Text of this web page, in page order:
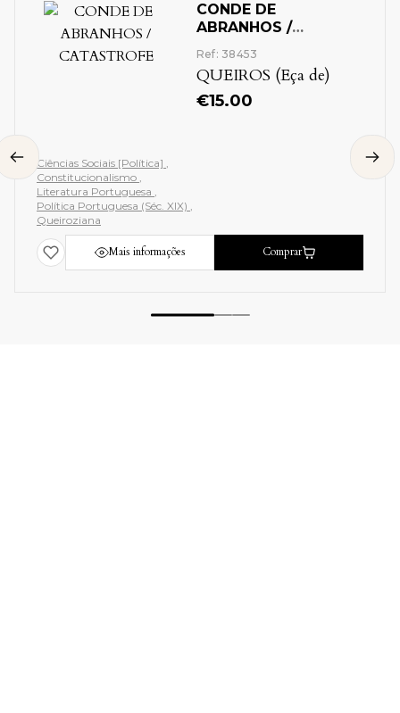
CONDE DE
ABRANHOS /
CATASTROFE
Ref: 38453
QUEIROS (Eça de)
€15.00
Ciências Sociais [Política]
Constitucionalismo
Literatura Portuguesa
Política Portuguesa (Séc. XIX)
Queiroziana
Mais informações Comprar